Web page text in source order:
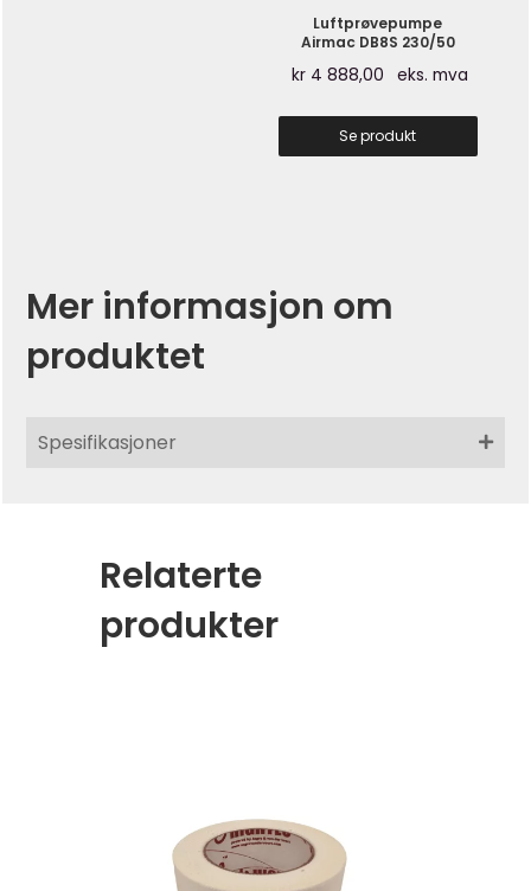
Luftprøvepumpe
Airmac DB8S 230/50
kr 4 888,00 eks. mva
Se produkt
Mer informasjon om
produktet
Spesifikasjoner
Relaterte
produkter